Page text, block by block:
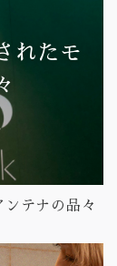
れたモ
テナの品々